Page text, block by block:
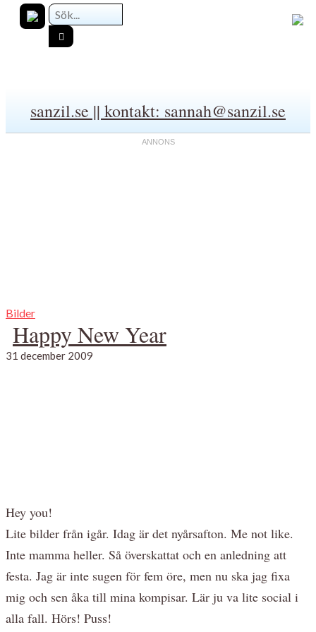
sanzil.se || kontakt: sannah@sanzil.se
Bilder
Happy New Year
31 december 2009
Hey you!
Lite bilder från igår. Idag är det nyårsafton. Me not like.
Inte mamma heller. Så överskattat och en anledning att
festa. Jag är inte sugen för fem öre, men nu ska jag fixa
mig och sen åka till mina kompisar. Lär ju va lite social i
alla fall. Hörs! Puss!